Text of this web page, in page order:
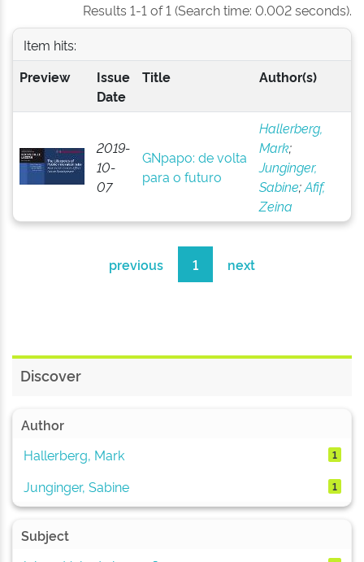
Results 1-1 of 1 (Search time: 0.002 seconds).
Item hits:
Preview
Issue
Date
Title Author(s)
2019-
10-
07
GNpapo: de volta
para o futuro
Hallerberg,
Mark;
Junginger,
Sabine;Afif,
Zeina
previous 1 next
Discover
Author
Hallerberg, Mark
1
Junginger, Sabine 1
Subject